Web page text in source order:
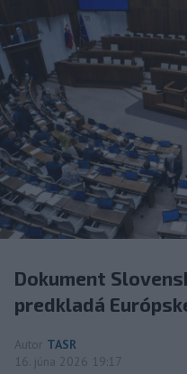
Dokument
predkladá
Autor TASR
16. júna 2026 19:17